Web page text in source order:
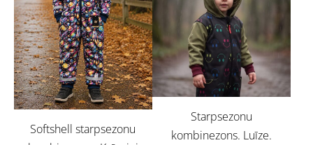
Softshell starpsezonu
Starpsezonu
kombinezons. Luīze.